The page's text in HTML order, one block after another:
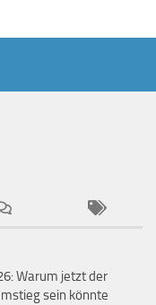
Warum jetzt der
sein könnte